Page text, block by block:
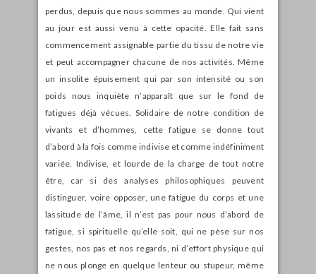
perdus, depuis que nous sommes au monde. Qui vient
au jour est aussi venu à cette opacité. Elle fait sans
commencement assignable partie du tissu de notre vie
et peut accompagner chacune de nos activités. Même
un insolite épuisement qui par son intensité ou son
poids nous inquiète n’apparaît que sur le fond de
fatigues déjà vécues. Solidaire de notre condition de
vivants et d’hommes, cette fatigue se donne tout
d’abord à la fois comme indivise et comme indéfiniment
variée. Indivise, et lourde de la charge de tout notre
être, car si des analyses philosophiques peuvent
distinguer, voire opposer, une fatigue du corps et une
lassitude de l’âme, il n’est pas pour nous d’abord de
fatigue, si spirituelle qu’elle soit, qui ne pèse sur nos
gestes, nos pas et nos regards, ni d’effort physique qui
ne nous plonge en quelque lenteur ou stupeur, même